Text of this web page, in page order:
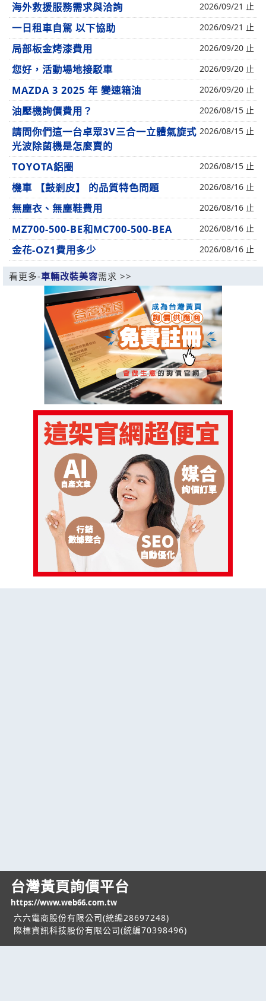
海外救援服務需求與洽詢 2026/09/21 止
一日租車自駕 以下協助 2026/09/21 止
局部板金烤漆費用 2026/09/20 止
您好，活動場地接駁車 2026/09/20 止
MAZDA 3 2025 年 變速箱油 2026/09/20 止
油壓機詢價費用？ 2026/08/15 止
請問你們這一台卓眾3V三合一立體氣旋式
光波除菌機是怎麼賣的
2026/08/15 止
TOYOTA鋁圈 2026/08/15 止
機車 【鼓剎皮】 的品質特色問題 2026/08/16 止
無塵衣、無塵鞋費用 2026/08/16 止
MZ700-500-BE和MC700-500-BEA 2026/08/16 止
金花-OZ1費用多少 2026/08/16 止
看更多-車輛改裝美容需求 >>
台灣黃頁詢價平台
https://www.web66.com.tw
六六電商股份有限公司(統編28697248)
際標資訊科技股份有限公司(統編70398496)